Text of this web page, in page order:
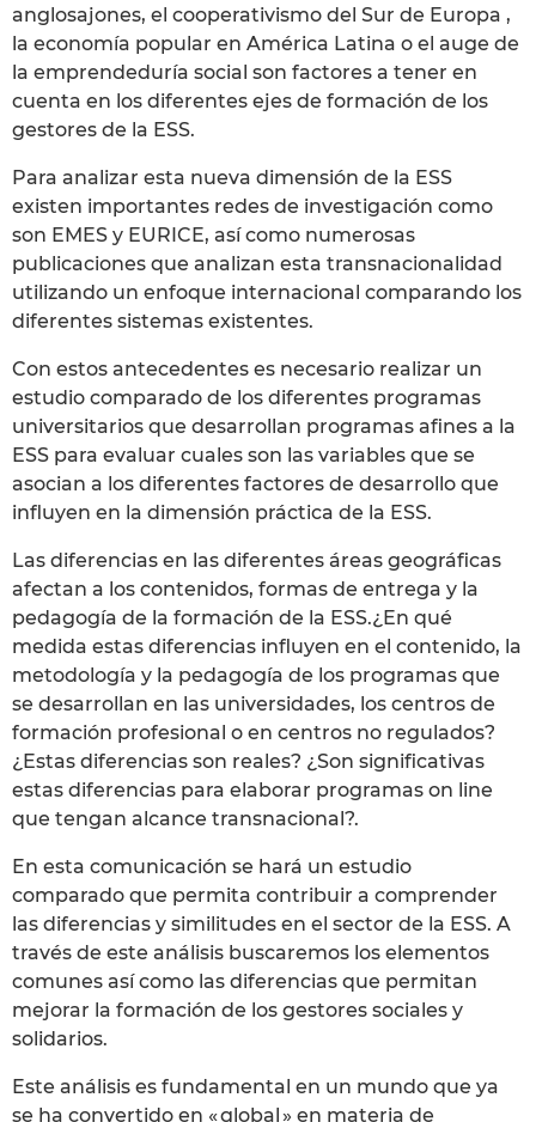
anglosajones, el cooperativismo del Sur de Europa ,
la economía popular en América Latina o el auge de
la emprendeduría social son factores a tener en
cuenta en los diferentes ejes de formación de los
gestores de la ESS.
Para analizar esta nueva dimensión de la ESS
existen importantes redes de investigación como
son EMES y EURICE, así como numerosas
publicaciones que analizan esta transnacionalidad
utilizando un enfoque internacional comparando los
diferentes sistemas existentes.
Con estos antecedentes es necesario realizar un
estudio comparado de los diferentes programas
universitarios que desarrollan programas afines a la
ESS para evaluar cuales son las variables que se
asocian a los diferentes factores de desarrollo que
influyen en la dimensión práctica de la ESS.
Las diferencias en las diferentes áreas geográficas
afectan a los contenidos, formas de entrega y la
pedagogía de la formación de la ESS.¿En qué
medida estas diferencias influyen en el contenido, la
metodología y la pedagogía de los programas que
se desarrollan en las universidades, los centros de
formación profesional o en centros no regulados?
¿Estas diferencias son reales? ¿Son significativas
estas diferencias para elaborar programas on line
que tengan alcance transnacional?.
En esta comunicación se hará un estudio
comparado que permita contribuir a comprender
las diferencias y similitudes en el sector de la ESS. A
través de este análisis buscaremos los elementos
comunes así como las diferencias que permitan
mejorar la formación de los gestores sociales y
solidarios.
Este análisis es fundamental en un mundo que ya
se ha convertido en « global » en materia de